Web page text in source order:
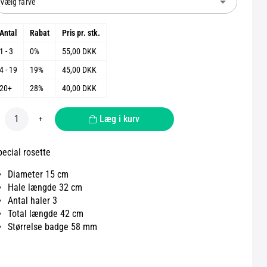
Rabat
Pris pr. stk.
- 3
0%
55,00 DKK
- 19
19%
45,00 DKK
28% 40,00 DKK
+ Læg i kurv
rosette
Diameter 15 cm
Hale længde 32 cm
Antal haler 3
Total længde 42 cm
Størrelse badge 58 mm